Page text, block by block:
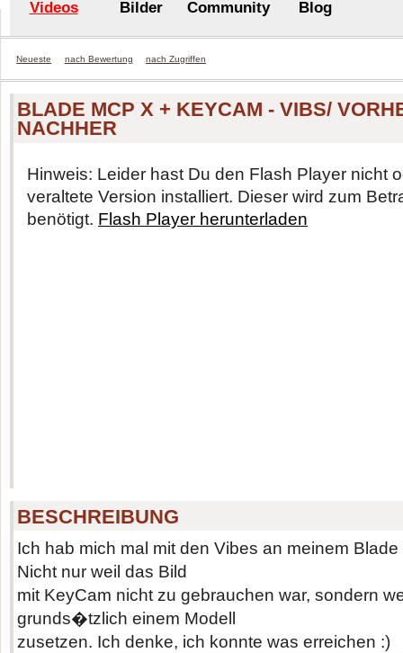
Videos Bilder Community Blog
Neueste nach Bewertung nach Zugriffen
BLADE MCP X + KEYCAM - VIBS/
NACHHER
Hinweis: Leider hast Du den Flash Player nicht
veraltete Version installiert. Dieser wird zum
benötigt. Flash Player herunterladen
BESCHREIBUNG
Ich hab mich mal mit den Vibes an meinem
Nicht nur weil das Bild
mit KeyCam nicht zu gebrauchen war, sondern
grunds�tzlich einem Modell
zusetzen. Ich denke, ich konnte was erreichen :)